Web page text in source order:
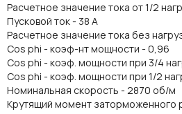
Расчетное значение тока от 1/2
Пусковой ток - 38 A
Расчетное значение тока без
Cos phi - коэф-нт мощности - 0,96
Cos phi - коэф. мощности при 3/4
Cos phi - коэф. мощности при 1/2
Номинальная скорость - 2870 об/м
Крутящий момент заторможенного